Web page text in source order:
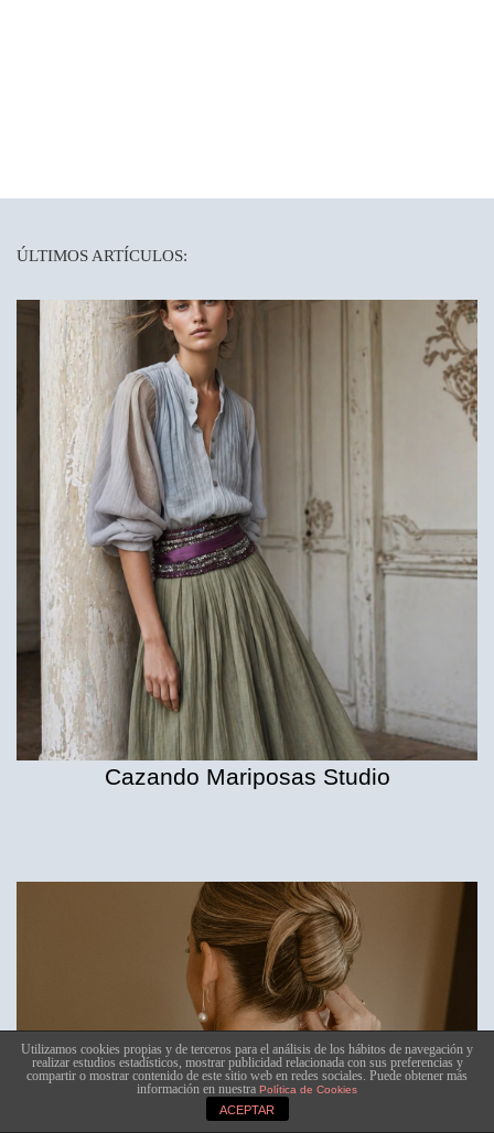
ÚLTIMOS ARTÍCULOS:
Cazando Mariposas Studio
Utilizamos cookies propias y de terceros para el análisis de los hábitos de navegación y
realizar estudios estadísticos, mostrar publicidad relacionada con sus preferencias y
compartir o mostrar contenido de este sitio web en redes sociales. Puede obtener más
información en nuestra Política de Cookies
ACEPTAR